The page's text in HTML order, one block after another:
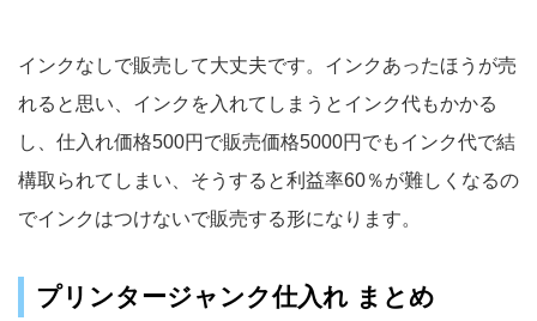
インクなしで販売して大丈夫です。インクあったほうが売
れると思い、インクを入れてしまうとインク代もかかる
し、仕入れ価格500円で販売価格5000円でもインク代で結
構取られてしまい、そうすると利益率60％が難しくなるの
でインクはつけないで販売する形になります。
プリンタージャンク仕入れ まとめ